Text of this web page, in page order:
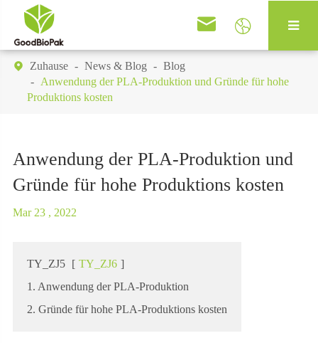
 
 Zuhause News & Blog
Blog
Anwendung der PLA-Produktion und Gründe für hohe
Produktions kosten
Anwendung der PLA-Produktion und
Gründe für hohe Produktions kosten
Mar 23 , 2022
TY_ZJ5 [ TY_ZJ6 ]
1. Anwendung der PLA-Produktion
2. Gründe für hohe PLA-Produktions kosten